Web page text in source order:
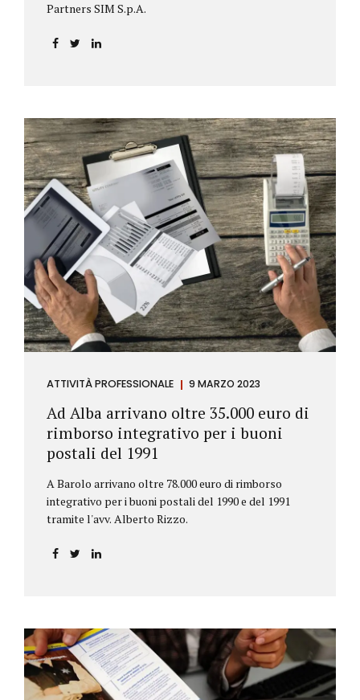
Partners SIM S.p.A.
ATTIVITÀ PROFESSIONALE 9 MARZO 2023
Ad Alba arrivano oltre 35.000 euro di
rimborso integrativo per i buoni
postali del 1991
A Barolo arrivano oltre 78.000 euro di rimborso
integrativo per i buoni postali del 1990 e del 1991
tramite l'avv. Alberto Rizzo.